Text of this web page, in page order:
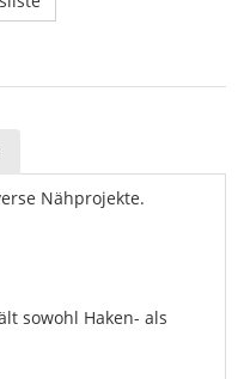
Nähprojekte.
sowohl Haken- als